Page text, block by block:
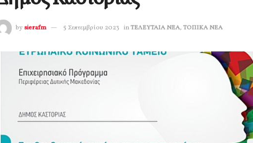
by sierafm 5 Σεπτεμβρίου 2023 inΤΕΛΕΥΤΑΙΑ ΝΕΑ, ΤΟΠΙΚΑ ΝΕΑ